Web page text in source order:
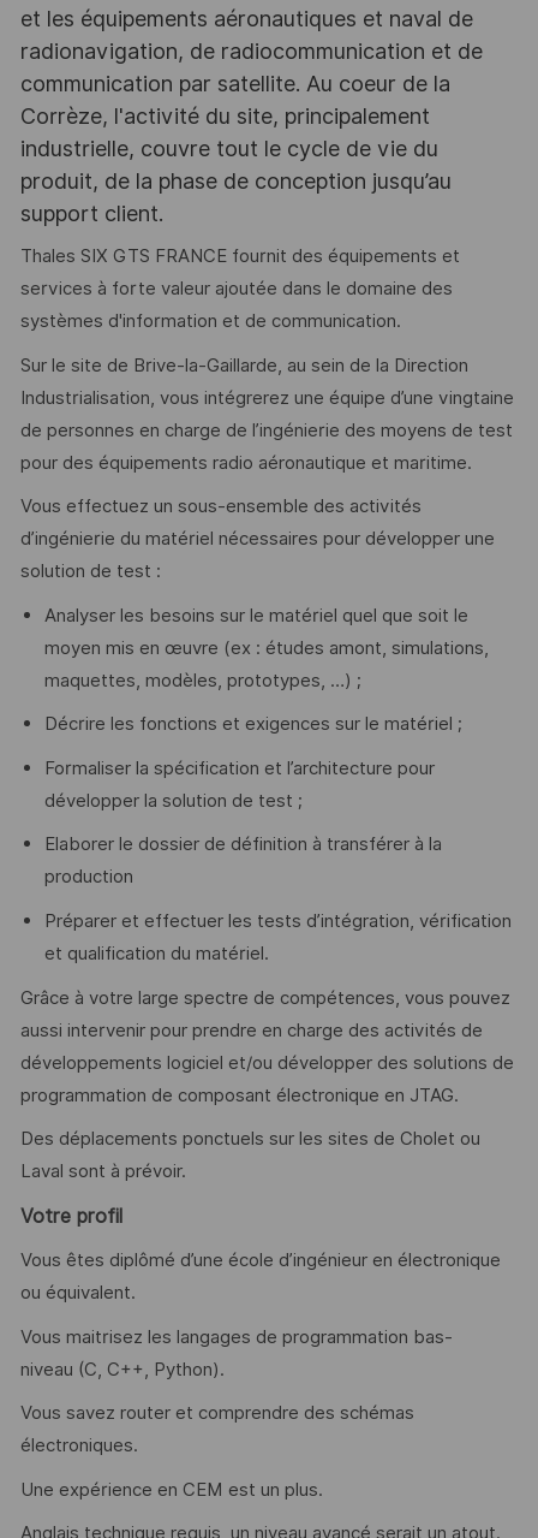
et les équipements aéronautiques et naval de
radionavigation, de radiocommunication et de
communication par satellite. Au coeur de la
Corrèze, l'activité du site, principalement
industrielle, couvre tout le cycle de vie du
produit, de la phase de conception jusqu’au
support client.
Thales SIX GTS FRANCE fournit des équipements et
services à forte valeur ajoutée dans le domaine des
systèmes d'information et de communication.
Sur le site de Brive-la-Gaillarde, au sein de la Direction
Industrialisation, vous intégrerez une équipe d’une vingtaine
de personnes en charge de l’ingénierie des moyens de test
pour des équipements radio aéronautique et maritime.
Vous effectuez un sous-ensemble des activités
d’ingénierie du matériel nécessaires pour développer une
solution de test :
Analyser les besoins sur le matériel quel que soit le
moyen mis en œuvre (ex : études amont, simulations,
maquettes, modèles, prototypes, …) ;
Décrire les fonctions et exigences sur le matériel ;
Formaliser la spécification et l’architecture pour
développer la solution de test ;
Elaborer le dossier de définition à transférer à la
production
Préparer et effectuer les tests d’intégration, vérification
et qualification du matériel.
Grâce à votre large spectre de compétences, vous pouvez
aussi intervenir pour prendre en charge des activités de
développements logiciel et/ou développer des solutions de
programmation de composant électronique en JTAG.
Des déplacements ponctuels sur les sites de Cholet ou
Laval sont à prévoir.
Votre profil
Vous êtes diplômé d’une école d’ingénieur en électronique
ou équivalent.
Vous maitrisez les langages de programmation bas-
niveau (C, C++, Python).
Vous savez router et comprendre des schémas
électroniques.
Une expérience en CEM est un plus.